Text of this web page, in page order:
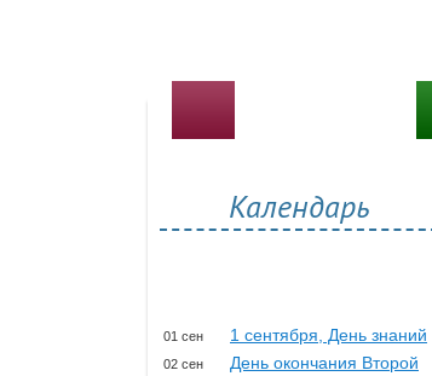
Календарь
01 сен 1 сентября, День знаний
02 сен
День окончания Второй